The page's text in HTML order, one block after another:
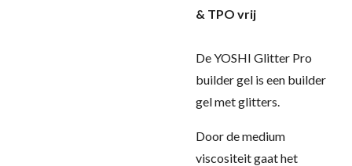
& TPO vrij
De YOSHI Glitter Pro
builder gel is een builder
gel met glitters.
Door de medium
viscositeit gaat het